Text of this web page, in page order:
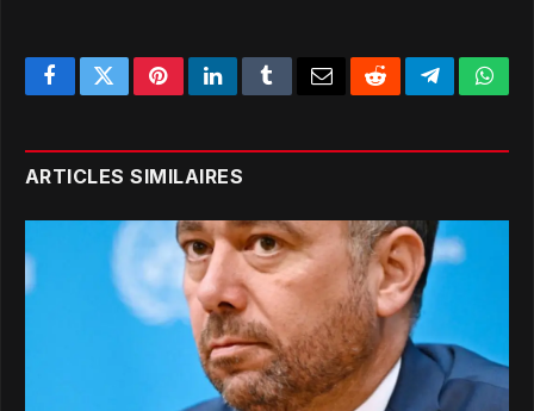
FacebookTwitterPinterestLinkedInTumblr EmailRedditTelegram
ARTICLES SIMILAIRES